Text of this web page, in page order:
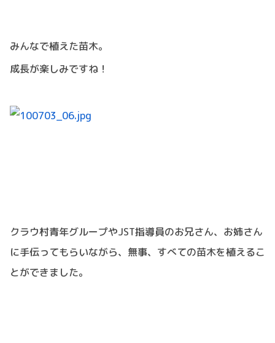
みんなで植えた苗木。
成長が楽しみですね！
クラウ村青年グループやJST指導員のお兄さん、お姉さん
に手伝ってもらいながら、無事、すべての苗木を植えるこ
とができました。